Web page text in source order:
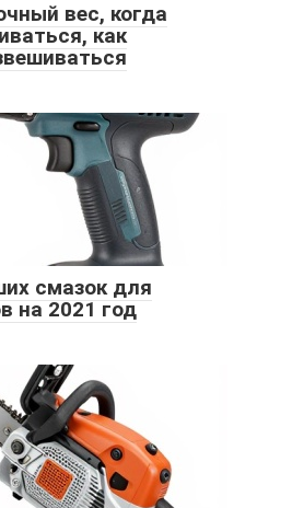
вес, когда
как
смазок для
на 2021 год